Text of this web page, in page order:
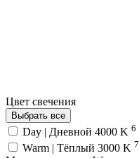
Цвет свечения
Выбрать все
Day | Дневной 4000 K 6
Warm | Тёплый 3000 K 7